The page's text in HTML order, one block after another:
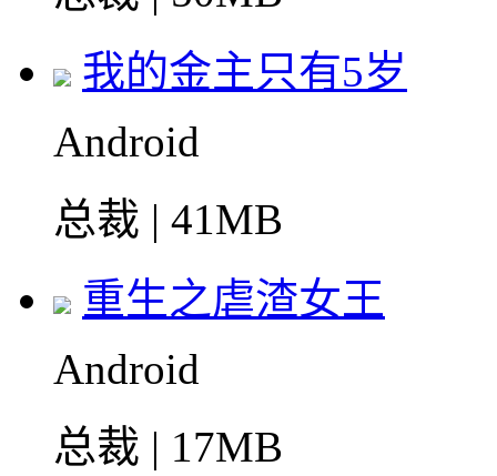
我的金主只有5岁
Android
总裁 | 41MB
重生之虐渣女王
Android
总裁 | 17MB